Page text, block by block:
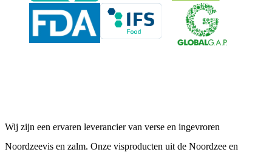
Wij zijn een ervaren leverancier van verse en ingevroren
Noordzeevis en zalm. Onze visproducten uit de Noordzee en